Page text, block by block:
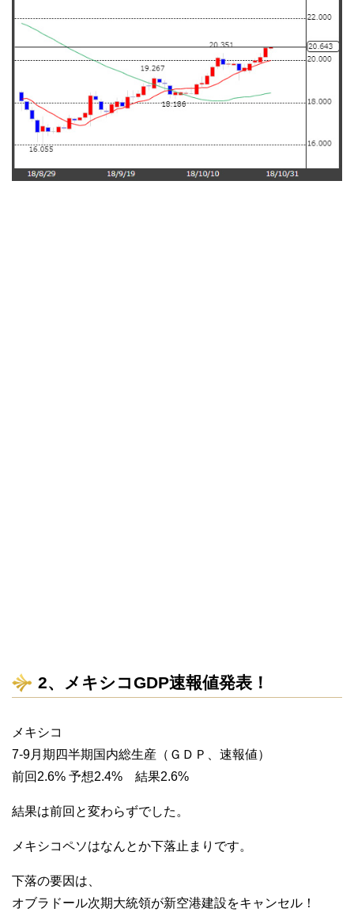
2、メキシコGDP速報値発表！
メキシコ
7-9月期四半期国内総生産（ＧＤＰ、速報値）
前回2.6% 予想2.4% 結果2.6%
結果は前回と変わらずでした。
メキシコペソはなんとか下落止まりです。
下落の要因は、
オブラドール次期大統領が新空港建設をキャンセル！